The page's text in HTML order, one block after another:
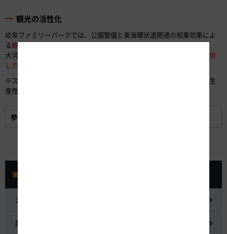
観光の活性化
岐阜ファミリーパークでは、公園整備と東海環状道開通の相乗効果によ
る観光客の増加に期待
大河ドラマ「麒麟がくる」の舞台となる岐阜県では、
東海環状道を活用
した周遊観光の活性化に期待
※ストック効果：整備された社会資本が機能し継続的に発揮される、生
産性向上などの効果のこと。
参考資料:
ニュースリリース
記者会見